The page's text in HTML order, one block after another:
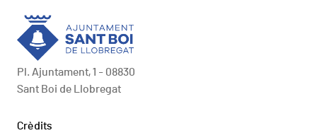
Pl. Ajuntament, 1 - 08830
Sant Boi de Llobregat
Peu
Crèdits